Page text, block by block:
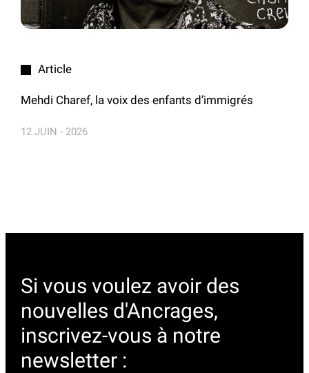
Article
Mehdi Charef, la voix des enfants d’immigrés
12 JUIN - 2026
Si vous voulez avoir des
nouvelles d'Ancrages,
inscrivez-vous à notre
newsletter :